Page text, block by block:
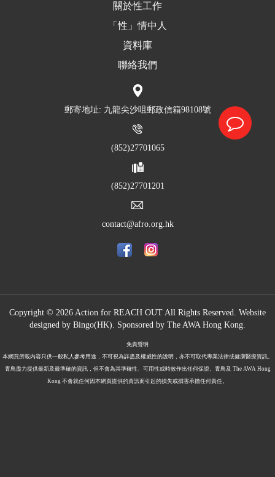
關於性工作
「性」情中人
資料庫
聯絡我們
郵寄地址: 九龍尖沙咀郵政信箱98108號
(852)27701065
(852)27701201
contact@afro.org.hk
Copyright © 2026 Action for REACH OUT All Rights Reserved. Website
designed by Bingo(HK). Sponsored by The AWA Hong Kong.
免責聲明
本網頁所載內容只供一般私人參考用途，不可視為詳盡及權威性的說明，亦不可取代專業法律或健康醫療資訊。
青鳥盡力提供最新及最準確的資訊，但不會為其準確性、可用性或時效作出任何保證。青鳥及 The AWA Hong
Kong 不會就任何因本網頁提供的資訊而引起的損失或損害承擔任何責任。